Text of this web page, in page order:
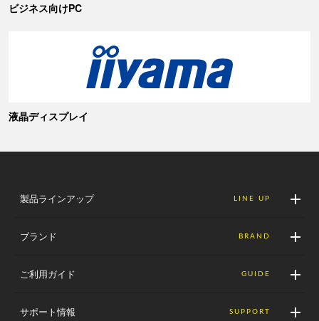
ビジネス向けPC
液晶ディスプレイ
製品ラインアップ LINE UP
ブランド BRAND
ご利用ガイド GUIDE
サポート情報 SUPPORT